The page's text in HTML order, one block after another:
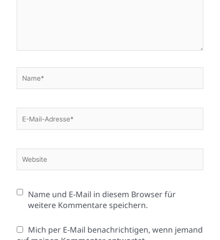
Mail-
Name und E-Mail in diesem Browser für
weitere Kommentare speichern.
Mich per E-Mail benachrichtigen, wenn jemand